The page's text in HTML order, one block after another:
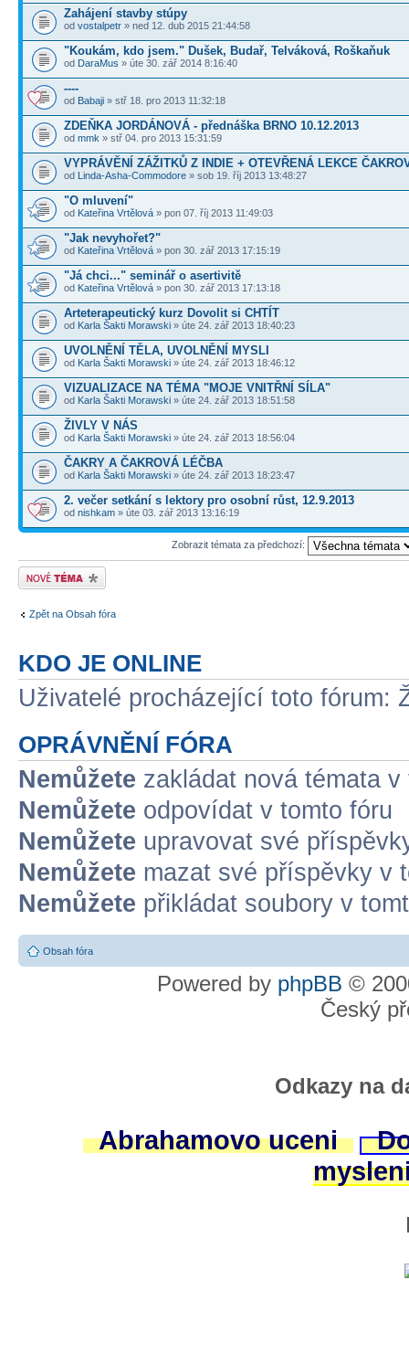
Zahájení stavby stúpy
od vostalpetr » ned 12. dub 2015 21:44:58
"Koukám, kdo jsem." Dušek, Budař, Telváková, Roškaňuk
od DaraMus » úte 30. zář 2014 8:16:40
----
od Babaji » stř 18. pro 2013 11:32:18
ZDEŇKA JORDÁNOVÁ - přednáška BRNO 10.12.2013
od mmk » stř 04. pro 2013 15:31:59
VYPRÁVĚNÍ ZÁŽITKŮ Z INDIE + OTEVŘENÁ LEKCE
od Linda-Asha-Commodore » sob 19. říj 2013 13:48:27
"O mluvení"
od Kateřina Vrtělová » pon 07. říj 2013 11:49:03
"Jak nevyhořet?"
od Kateřina Vrtělová » pon 30. zář 2013 17:15:19
"Já chci..." seminář o asertivitě
od Kateřina Vrtělová » pon 30. zář 2013 17:13:18
Arteterapeutický kurz Dovolit si CHTÍT
od Karla Šakti Morawski » úte 24. zář 2013 18:40:23
UVOLNĚNÍ TĚLA, UVOLNĚNÍ MYSLI
od Karla Šakti Morawski » úte 24. zář 2013 18:46:12
VIZUALIZACE NA TÉMA "MOJE VNITŘNÍ SÍLA"
od Karla Šakti Morawski » úte 24. zář 2013 18:51:58
ŽIVLY V NÁS
od Karla Šakti Morawski » úte 24. zář 2013 18:56:04
ČAKRY A ČAKROVÁ LÉČBA
od Karla Šakti Morawski » úte 24. zář 2013 18:23:47
2. večer setkání s lektory pro osobní růst, 12.9.2013
od nishkam » úte 03. zář 2013 13:16:19
Zobrazit témata za předchozí:
Odeslat nové téma
Zpět na Obsah fóra
KDO JE ONLINE
Uživatelé procházející toto fórum:
OPRÁVNĚNÍ FÓRA
Nemůžete zakládat nová témata v
Nemůžete odpovídat v tomto fóru
Nemůžete upravovat své
Nemůžete mazat své příspěvky v
Nemůžete přikládat soubory v
Obsah fóra
Powered by phpBB ©
Český
Odkazy na
Abrahamovo uceni